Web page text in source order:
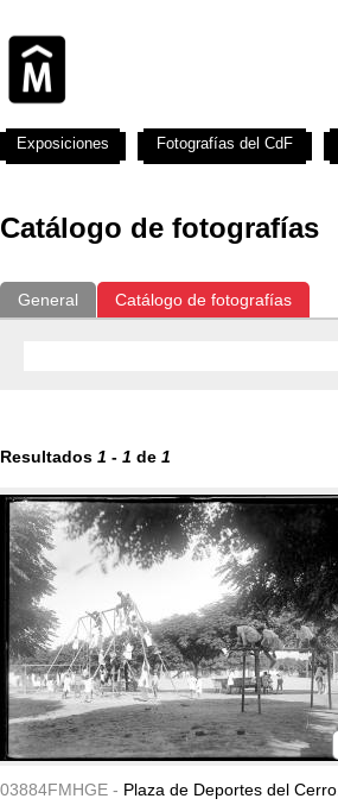
Catálogo de fotografías
General Catálogo de fotografías
Resultados 1 - 1 de 1
03884FMHGE - Plaza de Deportes del Cerro.
Exposiciones Fotografías del CdF